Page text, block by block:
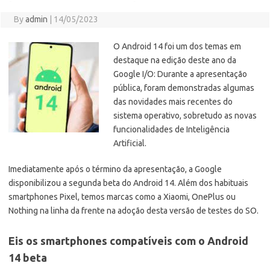
Byadmin 14/05/2023
O Android 14 foi um dos temas em
destaque na edição deste ano da
Google I/O: Durante a apresentação
pública, foram demonstradas algumas
das novidades mais recentes do
sistema operativo, sobretudo as novas
funcionalidades de Inteligência
Artificial.
Imediatamente após o término da apresentação, a Google
disponibilizou a segunda beta do Android 14. Além dos habituais
smartphones Pixel, temos marcas como a Xiaomi, OnePlus ou
Nothing na linha da frente na adoção desta versão de testes do SO.
Eis os smartphones compatíveis com o Android
14 beta